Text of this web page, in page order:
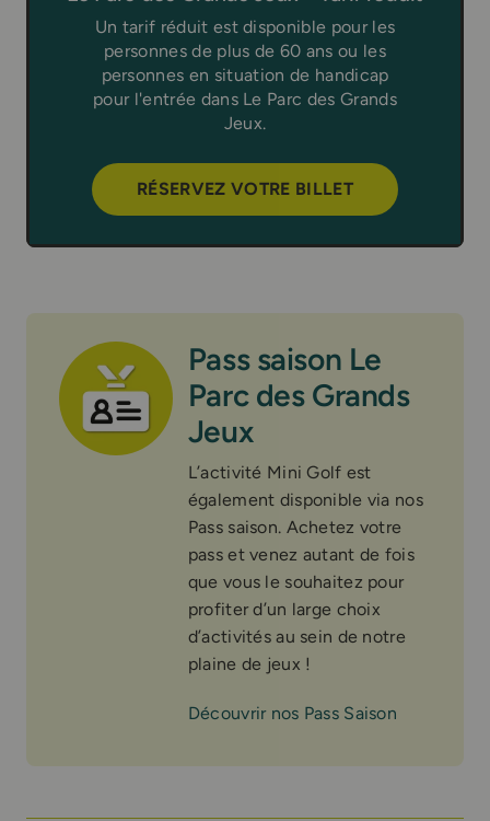
Un tarif réduit est disponible pour les
personnes de plus de 60 ans ou les
personnes en situation de handicap
pour l'entrée dans Le Parc des Grands
Jeux.
RÉSERVEZ VOTRE BILLET
Pass saison Le
Parc des Grands
Jeux
L’activité Mini Golf est
également disponible via nos
Pass saison. Achetez votre
pass et venez autant de fois
que vous le souhaitez pour
profiter d’un large choix
d’activités au sein de notre
plaine de jeux !
Découvrir nos Pass Saison